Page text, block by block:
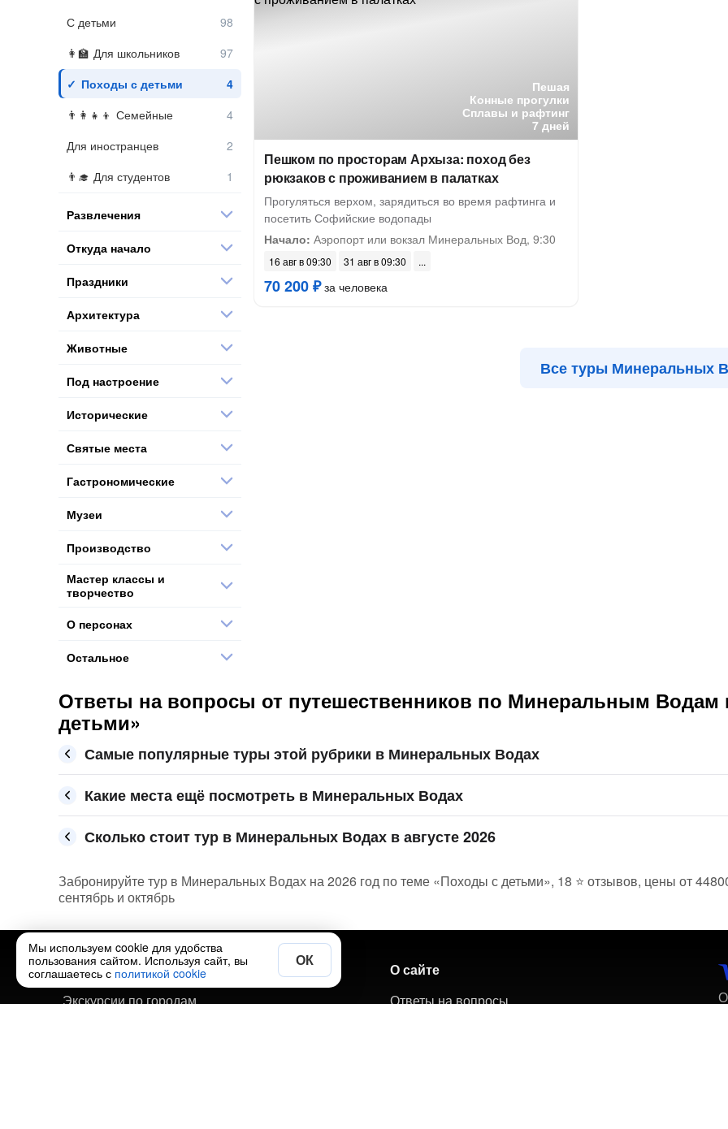
Пешая
Конные прогулки
Сплавы и рафтинг
7 дней
Пешком по просторам Архыза: поход без
рюкзаков с проживанием в палатках
Прогуляться верхом, зарядиться во время рафтинга и
посетить Софийские водопады
Начало: Аэропорт или вокзал Минеральных Вод, 9:30
16 авг в 09:30 31 авг в 09:30
70 200 ₽за человека
Все туры Минеральных
С детьми
Для школьников
Походы с детьми
Семейные
Для иностранцев
Для студентов
Развлечения
Откуда начало
Праздники
Архитектура
Животные
Под настроение
Исторические
Святые места
Гастрономические
Музеи
Производство
Мастер классы и
творчество
О персонах
Остальное
Ответы на вопросы от путешественников по Минеральным Водам
детьми»
Самые популярные туры этой рубрики в Минеральных Водах
Какие места ещё посмотреть в Минеральных Водах
Сколько стоит тур в Минеральных Водах в августе 2026
Забронируйте тур в Минеральных Водах на 2026 год по теме «Походы с детьми», 18 ⭐ отзывов, цены от
сентябрь и октябрь
Полезно
Экскурсии по городам
О сайте
Ответы на вопросы
Мы используем cookie для удобства
пользования сайтом. Используя сайт, вы
соглашаетесь с политикой cookie
ОК